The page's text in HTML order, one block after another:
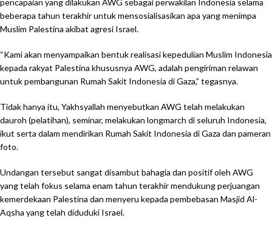
pencapaian yang dilakukan AWG sebagai perwakilan Indonesia selama
beberapa tahun terakhir untuk mensosialisasikan apa yang menimpa
Muslim Palestina akibat agresi Israel.
“Kami akan menyampaikan bentuk realisasi kepedulian Muslim Indonesia
kepada rakyat Palestina khususnya AWG, adalah pengiriman relawan
untuk pembangunan Rumah Sakit Indonesia di Gaza,” tegasnya.
Tidak hanya itu, Yakhsyallah menyebutkan AWG telah melakukan
dauroh (pelatihan), seminar, melakukan longmarch di seluruh Indonesia,
ikut serta dalam mendirikan Rumah Sakit Indonesia di Gaza dan pameran
foto.
Undangan tersebut sangat disambut bahagia dan positif oleh AWG
yang telah fokus selama enam tahun terakhir mendukung perjuangan
kemerdekaan Palestina dan menyeru kepada pembebasan Masjid Al-
Aqsha yang telah diduduki Israel.